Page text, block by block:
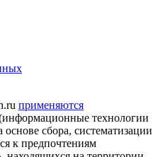
применяются
технологии
сбора, систематизации
к предпочтениям